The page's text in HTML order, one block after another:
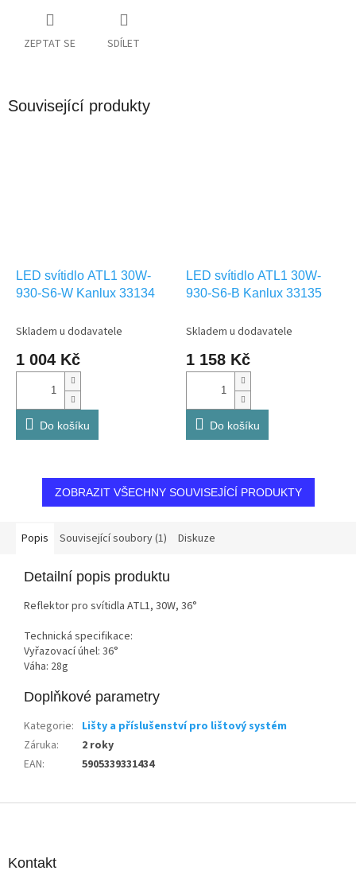
ZEPTAT SE SDÍLET
Související produkty
LED svítidlo ATL1 30W-
930-S6-W Kanlux 33134
Skladem u dodavatele
1 004 Kč
Do košíku
LED svítidlo ATL1 30W-
930-S6-B Kanlux 33135
Skladem u dodavatele
1 158 Kč
Do košíku
ZOBRAZIT VŠECHNY SOUVISEJÍCÍ PRODUKTY
Popis Související soubory (1) Diskuze
Detailní popis produktu
Reflektor pro svítidla ATL1, 30W, 36°
Technická specifikace:
Vyřazovací úhel: 36°
Váha: 28g
Doplňkové parametry
Kategorie: Lišty a příslušenství pro lištový systém
Záruka:
2 roky
EAN: 5905339331434
Kontakt